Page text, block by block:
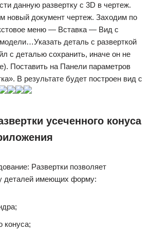
данную развертку с 3D в чертеж.
новый документ чертеж. Заходим по
меню — Вставка — Вид с
деталь с разверткой
с деталью сохранить, иначе он не
Поставить на Панели параметров
В результате будет построен вид с
усеченного конуса
Развертки позволяет
деталей имеющих форму:
конуса;